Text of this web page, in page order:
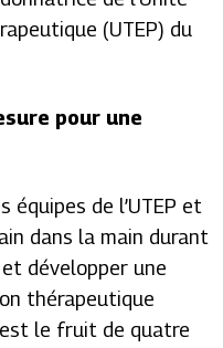
(UTEP) du
pour une
équipes de l’UTEP et
dans la main durant
développer une
thérapeutique
est le fruit de quatre